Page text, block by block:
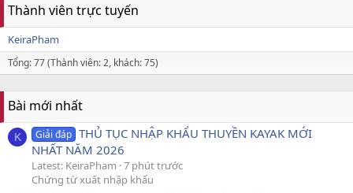
Thành viên trực tuyến
KeiraPham
Tổng: 77 (Thành viên: 2, khách: 75)
Bài mới nhất
K Giải đáp THỦ TỤC NHẬP KHẨU THUYỀN KAYAK MỚI
NHẤT NĂM 2026
Latest: KeiraPham 7 phút trước
Chứng từ xuất nhập khẩu